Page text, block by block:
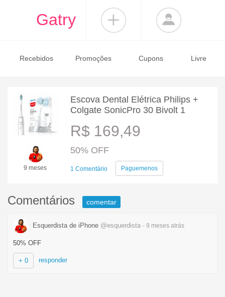
Gatry
Recebidos Promoções Cupons Livre
9 meses
Escova Dental Elétrica Philips +
Colgate SonicPro 30 Bivolt 1
R$ 169,49
50% OFF
1 Comentário Paguemenos
Comentários comentar
Esquerdista de iPhone @esquerdista - 9 meses atrás
50% OFF
+ 0 responder